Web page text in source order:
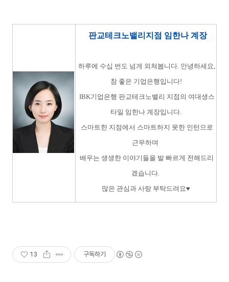
판교테크노밸리지점 임한나 계장
하루에 수십 번도 넘게 외쳐봅니다. 안녕하세요,
참 좋은 기업은행입니다!
IBK기업은행 판교테크노밸리 지점의 여대생스
타일 임한나 계장입니다.
스마트한 지점에서 스마트하지 못한 인턴으로
근무하며
배우는 생생한 이야기들을 발 빠르게 전해드리
겠습니다.
많은 관심과 사랑 부탁드려요♥
13 구독하기